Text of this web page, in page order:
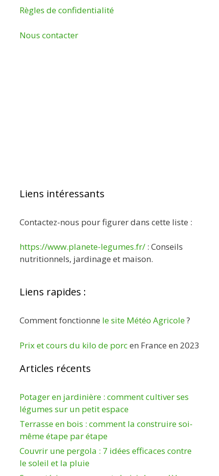
Règles de confidentialité
Nous contacter
Liens intéressants
Contactez-nous pour figurer dans cette liste :
https://www.planete-legumes.fr/ : Conseils
nutritionnels, jardinage et maison.
Liens rapides :
Comment fonctionne le site Météo Agricole?
Prix et cours du kilo de porcen France en 2023
Articles récents
Potager en jardinière : comment cultiver ses
légumes sur un petit espace
Terrasse en bois : comment la construire soi-
même étape par étape
Couvrir une pergola : 7 idées efficaces contre
le soleil et la pluie